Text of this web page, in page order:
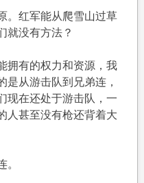
。红军能从爬雪山过草
就没有方法？
拥有的权力和资源，我
是从游击队到兄弟连，
现在还处于游击队，一
人甚至没有枪还背着大